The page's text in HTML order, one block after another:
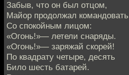
Забыв, что он был отцом,
Майор продолжал командовать
Со спокойным лицом:
«Огонь!»— летели снаряды.
«Огонь!»— заряжай скорей!
По квадрату четыре, десять
Било шесть батарей.